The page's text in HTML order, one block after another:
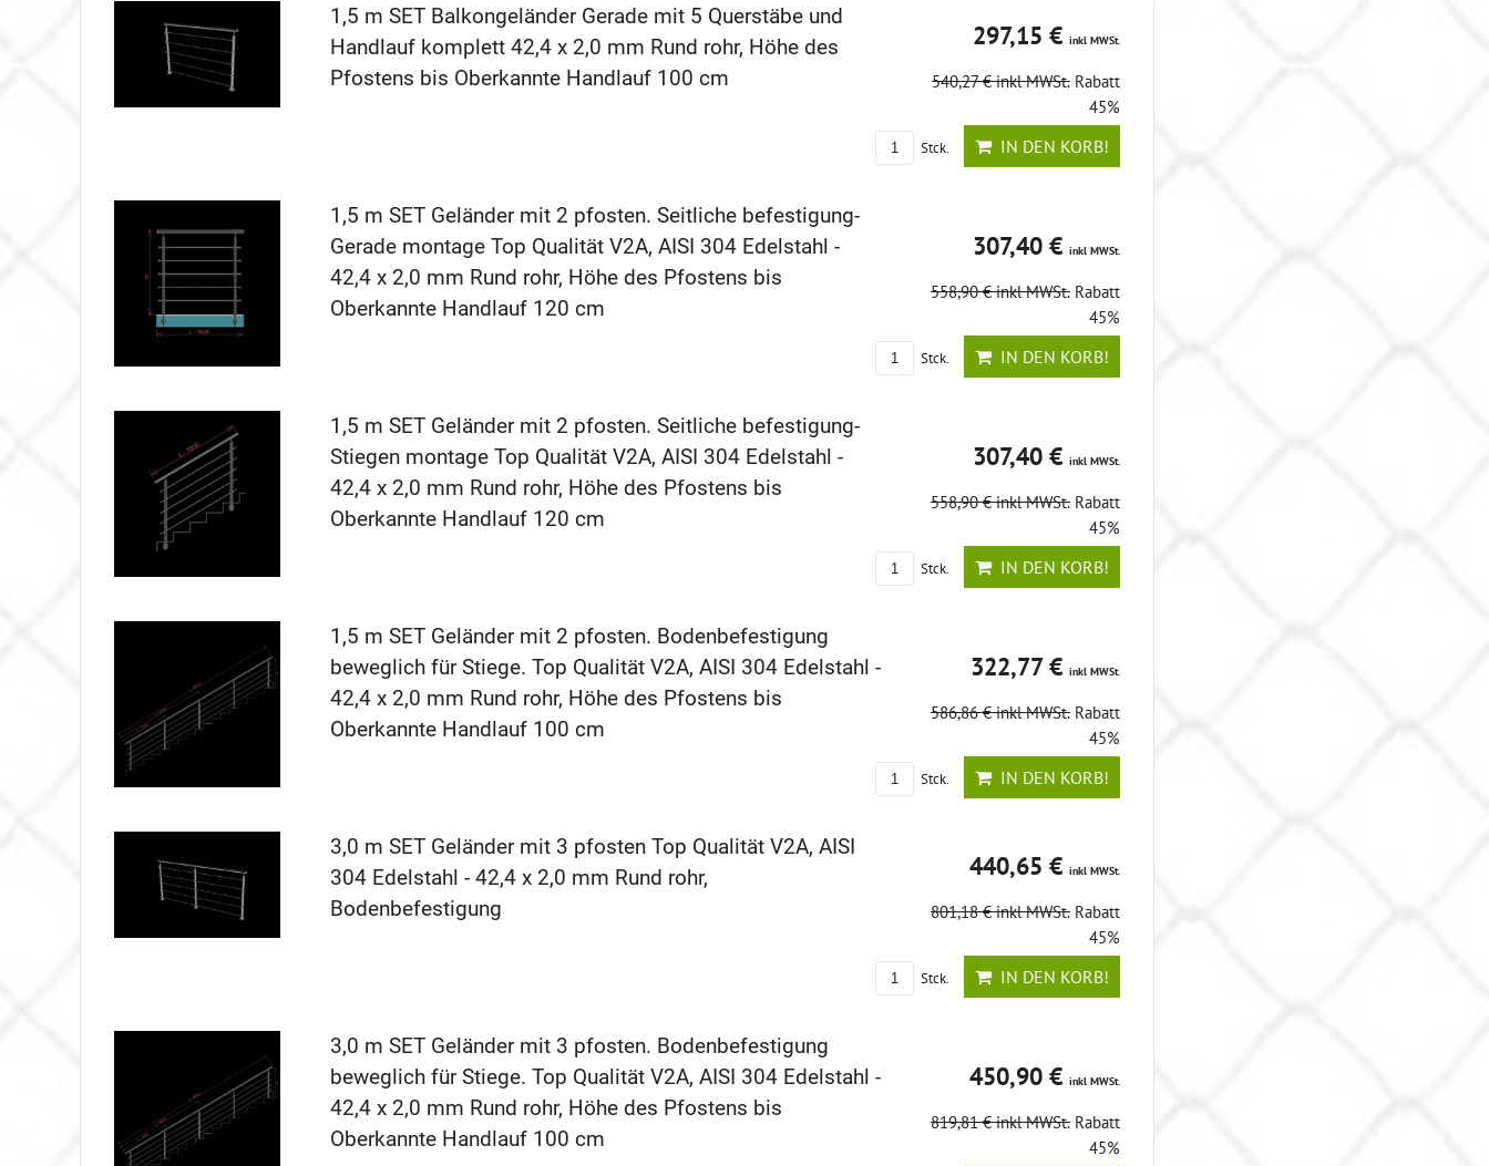
1,5 m SET Balkongeländer Gerade mit 5 Querstäbe und
Handlauf komplett 42,4 x 2,0 mm Rund rohr, Höhe des
Pfostens bis Oberkannte Handlauf 100 cm
297,15 € inkl MWSt.
540,27 €inkl MWSt. Rabatt
45%
Stck. IN DEN KORB!
1,5 m SET Geländer mit 2 pfosten. Seitliche befestigung-
Gerade montage Top Qualität V2A, AISI 304 Edelstahl -
42,4 x 2,0 mm Rund rohr, Höhe des Pfostens bis
Oberkannte Handlauf 120 cm
307,40 € inkl MWSt.
558,90 €inkl MWSt. Rabatt
45%
Stck. IN DEN KORB!
1,5 m SET Geländer mit 2 pfosten. Seitliche befestigung-
Stiegen montage Top Qualität V2A, AISI 304 Edelstahl -
42,4 x 2,0 mm Rund rohr, Höhe des Pfostens bis
Oberkannte Handlauf 120 cm
307,40 € inkl MWSt.
558,90 €inkl MWSt. Rabatt
45%
Stck. IN DEN KORB!
1,5 m SET Geländer mit 2 pfosten. Bodenbefestigung
beweglich für Stiege. Top Qualität V2A, AISI 304 Edelstahl -
42,4 x 2,0 mm Rund rohr, Höhe des Pfostens bis
Oberkannte Handlauf 100 cm
322,77 € inkl MWSt.
586,86 €inkl MWSt. Rabatt
45%
Stck. IN DEN KORB!
3,0 m SET Geländer mit 3 pfosten Top Qualität V2A, AISI
304 Edelstahl - 42,4 x 2,0 mm Rund rohr,
Bodenbefestigung
440,65 € inkl MWSt.
801,18 €inkl MWSt. Rabatt
45%
Stck. IN DEN KORB!
3,0 m SET Geländer mit 3 pfosten. Bodenbefestigung
beweglich für Stiege. Top Qualität V2A, AISI 304 Edelstahl -
42,4 x 2,0 mm Rund rohr, Höhe des Pfostens bis
Oberkannte Handlauf 100 cm
450,90 € inkl MWSt.
819,81 €inkl MWSt. Rabatt
45%